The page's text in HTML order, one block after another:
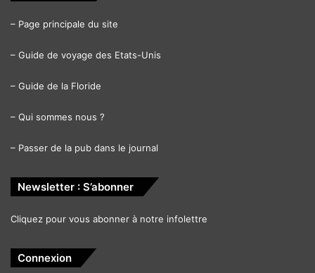
– Page principale du site
– Guide de voyage des Etats-Unis
– Guide de la Floride
– Qui sommes nous ?
– Passer de la pub dans le journal
Newsletter : S’abonner
Cliquez pour vous abonner à notre infolettre
Connexion